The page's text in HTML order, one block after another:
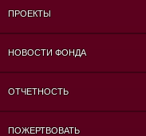
ПРОЕКТЫ
НОВОСТИ ФОНДА
ОТЧЕТНОСТЬ
ПОЖЕРТВОВАТЬ